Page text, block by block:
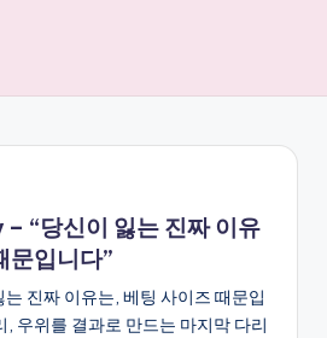
“당신이 잃는 진짜 이유
문입니다”
진짜 이유는, 베팅 사이즈 때문입
, 우위를 결과로 만드는 마지막 다리